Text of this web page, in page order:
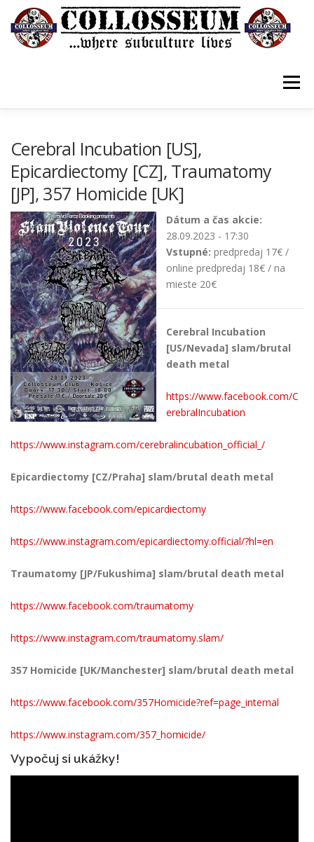
Prejsť
obsah
Menu
KONTAKTY GUESTBOOK
Cerebral Incubation [US],
Epicardiectomy [CZ], Traumatomy
[JP], 357 Homicide [UK]
Dátum a čas akcie:
28.09.2023 - 17:30
Vstupné: predpredaj 17€ /
online predpredaj 18€ / na
mieste 20€
Cerebral Incubation
[US/Nevada] slam/brutal
death metal
https://www.facebook.com/C
erebralIncubation
https://www.instagram.com/cerebralincubation_official_/
Epicardiectomy [CZ/Praha] slam/brutal death metal
https://www.facebook.com/epicardiectomy
https://www.instagram.com/epicardiectomy.official/?hl=en
Traumatomy [JP/Fukushima] slam/brutal death metal
https://www.facebook.com/traumatomy
https://www.instagram.com/traumatomy.slam/
357 Homicide [UK/Manchester] slam/brutal death metal
https://www.facebook.com/357Homicide?ref=page_internal
https://www.instagram.com/357_homicide/
Vypočuj si ukážky!